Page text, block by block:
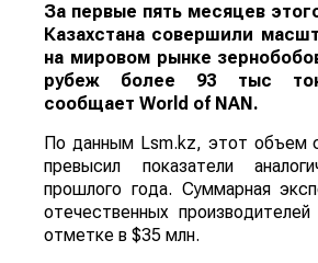
За первые пять месяцев
Казахстана совершили
на мировом рынке
рубеж более 93 тыс
сообщает World of NAN.
По данным Lsm.kz, этот объем
превысил показатели
прошлого года. Суммарная
отечественных производителей
отметке в $35 млн.